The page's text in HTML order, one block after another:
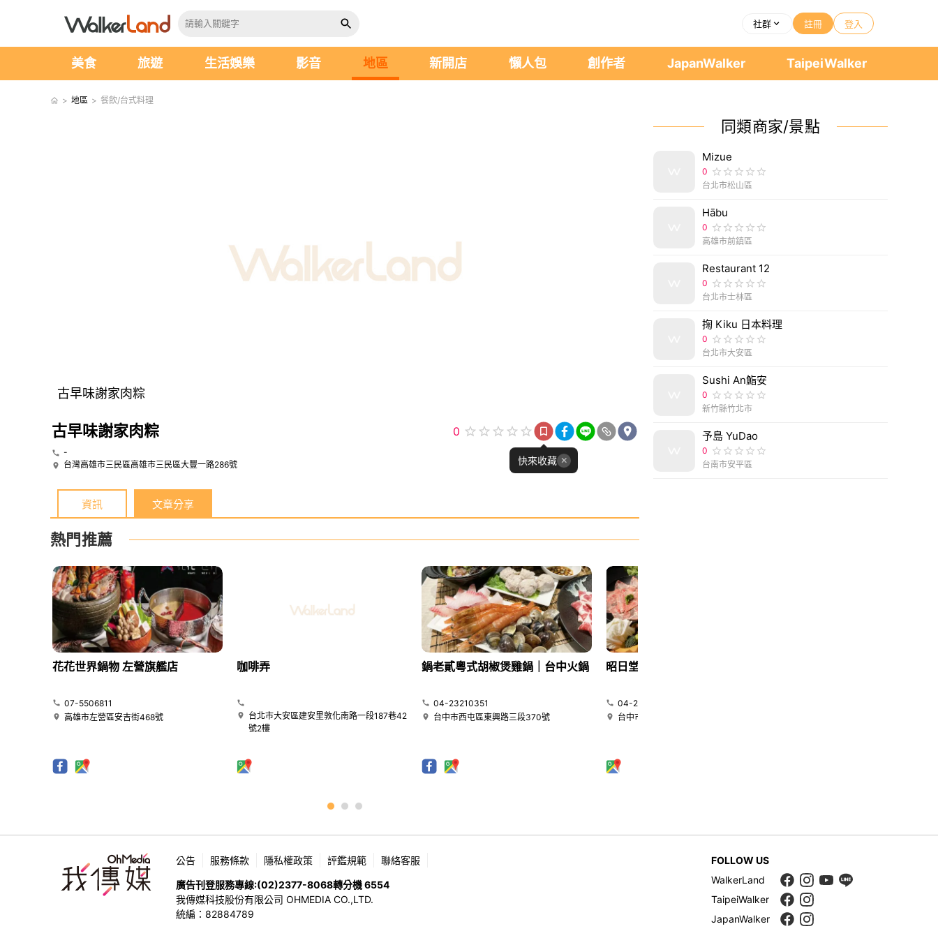
社群 註冊 登入
美食 旅遊 生活娛樂 影音 地區 新開店 懶人包 創作者 JapanWalker TaipeiWalker
> 地區 > 餐飲/台式料理
古早味謝家肉粽
古早味謝家肉粽
-
台灣高雄市三民區高雄市三民區大豐一路286號
0
快來收藏
資訊 文章分享
熱門推薦
花花世界鍋物 左營旗艦店
07-5506811
高雄市左營區安吉街468號
咖啡弄
台北市大安區建安里敦化南路一段187巷42
號2樓
鍋老貳粵式胡椒煲雞鍋｜台中火鍋
04-23210351
台中市西屯區東興路三段370號
昭日堂鍋煮｜台中火鍋
04-22580269
台中市南屯區大墩十一街345號
同類商家/景點
Mizue
0
台北市松山區
Hābu
0
高雄市前鎮區
Restaurant 12
0
台北市士林區
掬 Kiku 日本料理
0
台北市大安區
Sushi An鮨安
0
新竹縣竹北市
予島 YuDao
0
台南市安平區
公告 服務條款 隱私權政策 評鑑規範 聯絡客服
廣告刊登服務專線:(02)2377-8068轉分機 6554
我傳媒科技股份有限公司 OHMEDIA CO.,LTD.
統編：82884789
FOLLOW US
WalkerLand
TaipeiWalker
JapanWalker